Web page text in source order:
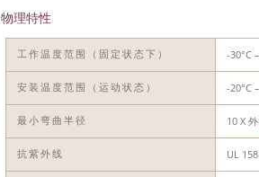
物理特性
工作温度范围（固定状态下） -30°C
安装温度范围（运动状态） -20°C
最小弯曲半径 10 X
抗紫外线 UL